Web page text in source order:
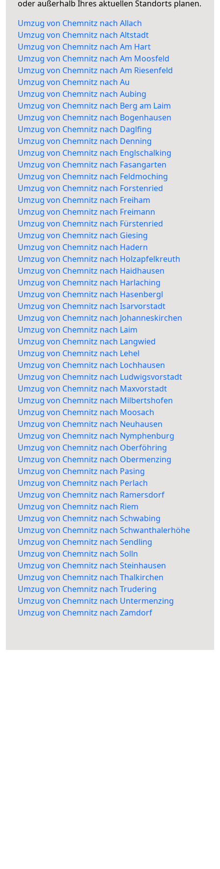
oder außerhalb Ihres aktuellen Standorts planen.
Umzug von Chemnitz nach Allach
Umzug von Chemnitz nach Altstadt
Umzug von Chemnitz nach Am Hart
Umzug von Chemnitz nach Am Moosfeld
Umzug von Chemnitz nach Am Riesenfeld
Umzug von Chemnitz nach Au
Umzug von Chemnitz nach Aubing
Umzug von Chemnitz nach Berg am Laim
Umzug von Chemnitz nach Bogenhausen
Umzug von Chemnitz nach Daglfing
Umzug von Chemnitz nach Denning
Umzug von Chemnitz nach Englschalking
Umzug von Chemnitz nach Fasangarten
Umzug von Chemnitz nach Feldmoching
Umzug von Chemnitz nach Forstenried
Umzug von Chemnitz nach Freiham
Umzug von Chemnitz nach Freimann
Umzug von Chemnitz nach Fürstenried
Umzug von Chemnitz nach Giesing
Umzug von Chemnitz nach Hadern
Umzug von Chemnitz nach Holzapfelkreuth
Umzug von Chemnitz nach Haidhausen
Umzug von Chemnitz nach Harlaching
Umzug von Chemnitz nach Hasenbergl
Umzug von Chemnitz nach Isarvorstadt
Umzug von Chemnitz nach Johanneskirchen
Umzug von Chemnitz nach Laim
Umzug von Chemnitz nach Langwied
Umzug von Chemnitz nach Lehel
Umzug von Chemnitz nach Lochhausen
Umzug von Chemnitz nach Ludwigsvorstadt
Umzug von Chemnitz nach Maxvorstadt
Umzug von Chemnitz nach Milbertshofen
Umzug von Chemnitz nach Moosach
Umzug von Chemnitz nach Neuhausen
Umzug von Chemnitz nach Nymphenburg
Umzug von Chemnitz nach Oberföhring
Umzug von Chemnitz nach Obermenzing
Umzug von Chemnitz nach Pasing
Umzug von Chemnitz nach Perlach
Umzug von Chemnitz nach Ramersdorf
Umzug von Chemnitz nach Riem
Umzug von Chemnitz nach Schwabing
Umzug von Chemnitz nach Schwanthalerhöhe
Umzug von Chemnitz nach Sendling
Umzug von Chemnitz nach Solln
Umzug von Chemnitz nach Steinhausen
Umzug von Chemnitz nach Thalkirchen
Umzug von Chemnitz nach Trudering
Umzug von Chemnitz nach Untermenzing
Umzug von Chemnitz nach Zamdorf